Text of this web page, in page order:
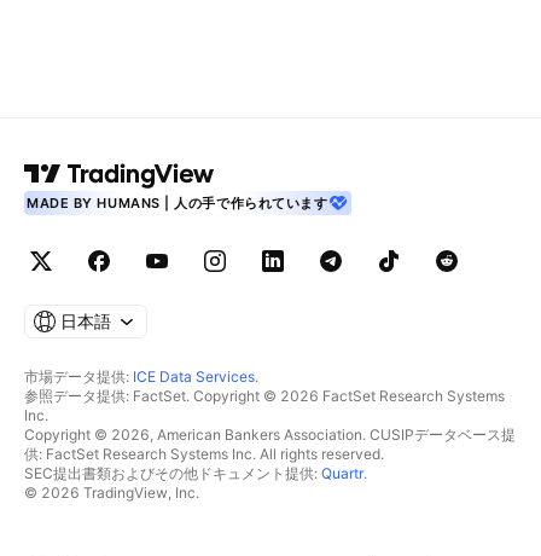
MADE BY HUMANS | 人の手で作られています
日本語
市場データ提供: ICE Data Services.
参照データ提供: FactSet. Copyright © 2026 FactSet Research Systems
Inc.
Copyright © 2026, American Bankers Association. CUSIPデータベース提
供: FactSet Research Systems Inc. All rights reserved.
SEC提出書類およびその他ドキュメント提供: Quartr.
© 2026 TradingView, Inc.